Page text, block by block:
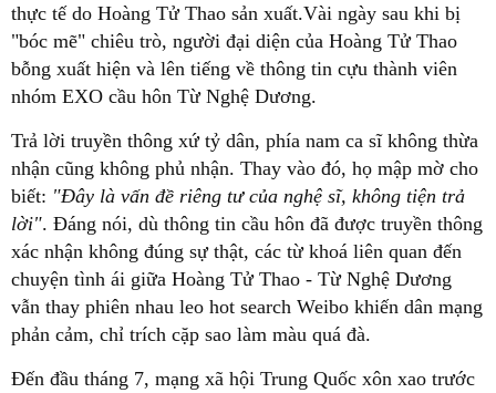
thực tế do Hoàng Tử Thao sản xuất.Vài ngày sau khi bị
"bóc mẽ" chiêu trò, người đại diện của Hoàng Tử Thao
bỗng xuất hiện và lên tiếng về thông tin cựu thành viên
nhóm EXO cầu hôn Từ Nghệ Dương.
Trả lời truyền thông xứ tỷ dân, phía nam ca sĩ không thừa
nhận cũng không phủ nhận. Thay vào đó, họ mập mờ cho
biết: "Đây là vấn đề riêng tư của nghệ sĩ, không tiện trả
lời". Đáng nói, dù thông tin cầu hôn đã được truyền thông
xác nhận không đúng sự thật, các từ khoá liên quan đến
chuyện tình ái giữa Hoàng Tử Thao - Từ Nghệ Dương
vẫn thay phiên nhau leo hot search Weibo khiến dân mạng
phản cảm, chỉ trích cặp sao làm màu quá đà.
Đến đầu tháng 7, mạng xã hội Trung Quốc xôn xao trước